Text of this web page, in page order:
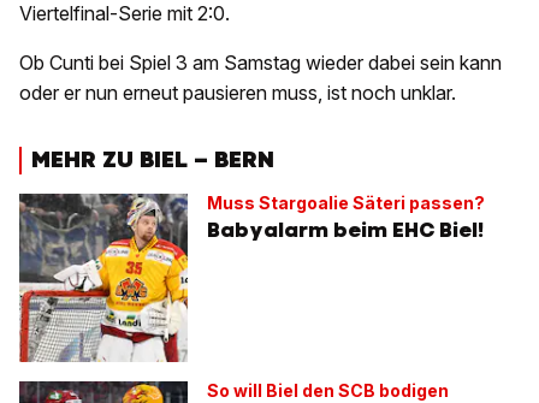
Viertelfinal-Serie mit 2:0.
Ob Cunti bei Spiel 3 am Samstag wieder dabei sein kann
oder er nun erneut pausieren muss, ist noch unklar.
MEHR ZU BIEL – BERN
Muss Stargoalie Säteri passen?
Babyalarm beim EHC Biel!
So will Biel den SCB bodigen